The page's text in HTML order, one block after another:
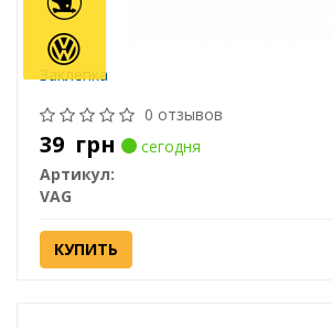
Заклепка
0 отзывов
39 грн
сегодня
Артикул:
VAG
КУПИТЬ